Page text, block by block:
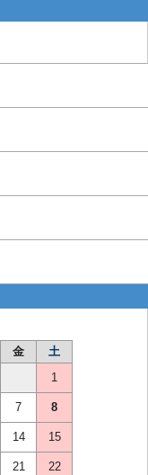
金
土
1
7 8
14 15
21 22